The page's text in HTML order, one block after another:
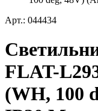
Арт.: 044434
FLAT-
(WH, 100